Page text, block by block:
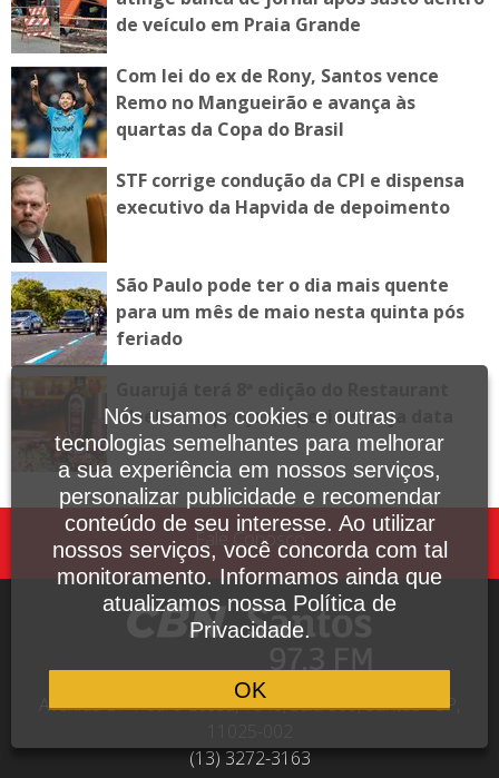
de veículo em Praia Grande
Com lei do ex de Rony, Santos vence
Remo no Mangueirão e avança às
quartas da Copa do Brasil
STF corrige condução da CPI e dispensa
executivo da Hapvida de depoimento
São Paulo pode ter o dia mais quente
para um mês de maio nesta quinta pós
feriado
Week com preços especiais; veja data
Fale Conosco
Avenida Dr. Pedro Lessa, 1640, sala 809, Santos - SP,
(13) 3272-3163
Nós usamos cookies e outras
tecnologias semelhantes para melhorar
a sua experiência em nossos serviços,
personalizar publicidade e recomendar
conteúdo de seu interesse. Ao utilizar
nossos serviços, você concorda com tal
monitoramento. Informamos ainda que
atualizamos nossa Política de
Privacidade.
OK